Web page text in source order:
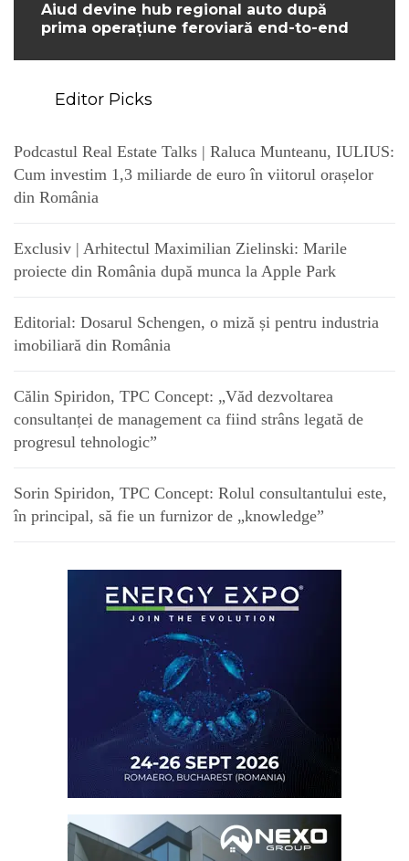
Aiud devine hub regional auto după
prima operațiune feroviară end-to-end
Editor Picks
Podcastul Real Estate Talks | Raluca Munteanu, IULIUS:
Cum investim 1,3 miliarde de euro în viitorul orașelor
din România
Exclusiv | Arhitectul Maximilian Zielinski: Marile
proiecte din România după munca la Apple Park
Editorial: Dosarul Schengen, o miză și pentru industria
imobiliară din România
Călin Spiridon, TPC Concept: „Văd dezvoltarea
consultanței de management ca fiind strâns legată de
progresul tehnologic”
Sorin Spiridon, TPC Concept: Rolul consultantului este,
în principal, să fie un furnizor de „knowledge”